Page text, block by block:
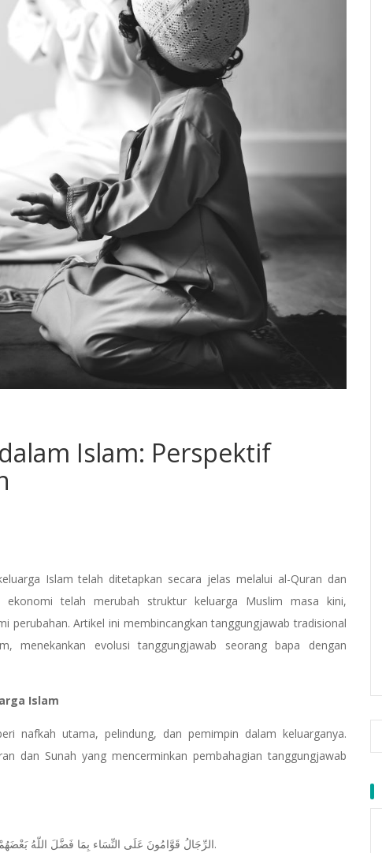
Islam: Perspektif
Islam telah ditetapkan secara jelas melalui al-Quran dan
telah merubah struktur keluarga Muslim masa kini,
perubahan. Artikel ini membincangkan tanggungjawab tradisional
menekankan evolusi tanggungjawab seorang bapa dengan
Islam
nafkah utama, pelindung, dan pemimpin dalam keluarganya.
dan Sunah yang mencerminkan pembahagian tanggungjawab
﴿ الرِّجَالُ قَوَّامُونَ عَلَى النِّسَاء بِمَا فَضَّلَ اللّهُ بَعْضَهُمْ عَلَى بَعْضٍ وَبِمَا أَنفَقُواْ مِنْ أَمْوَالِهِمْ﴾ (القرآن، النساء: ٣٤).